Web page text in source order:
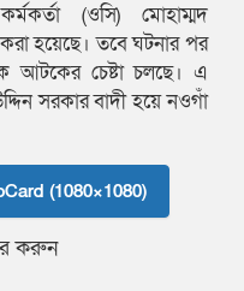
(ওসি) মোহাম্মদ
হয়েছে। তবে ঘটনার পর
চেষ্টা চলছে। এ
সরকার বাদী হয়ে নওগাঁ
(1080×1080)
করুন